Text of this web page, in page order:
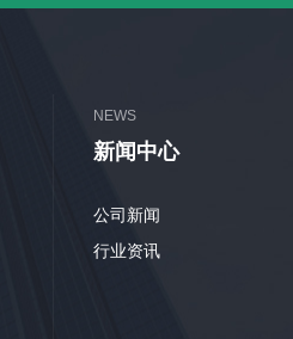
NEWS
新闻中心
公司新闻
行业资讯